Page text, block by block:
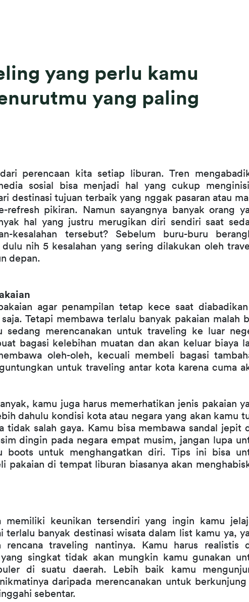
yang perlu kamu
yang paling
perencaan kita setiap liburan. Tren
sosial bisa menjadi hal yang cukup
destinasi tujuan terbaik yang nggak pasaran atau
pikiran. Namun sayangnya banyak orang
hal yang justru merugikan diri sendiri saat
kesalahan tersebut? Sebelum buru-buru
nih 5 kesalahan yang sering dilakukan oleh
depan.
agar penampilan tetap kece saat
Tetapi membawa terlalu banyak pakaian malah
sedang merencanakan untuk traveling ke luar
bagasi kelebihan muatan dan akan keluar biaya
oleh-oleh, kecuali membeli bagasi
untuk traveling antar kota karena cuma
kamu juga harus memerhatikan jenis pakaian
dahulu kondisi kota atau negara yang akan kamu
tidak salah gaya. Kamu bisa membawa sandal jepit
dingin pada negara empat musim, jangan lupa
boots untuk menghangatkan diri. Tips ini bisa
pakaian di tempat liburan biasanya akan
memiliki keunikan tersendiri yang ingin kamu
terlalu banyak destinasi wisata dalam list kamu ya,
rencana traveling nantinya. Kamu harus realistis
singkat tidak akan mungkin kamu gunakan
di suatu daerah. Lebih baik kamu
daripada merencanakan untuk
sebentar.